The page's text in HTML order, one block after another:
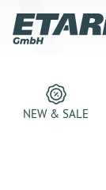
NEW & SALE